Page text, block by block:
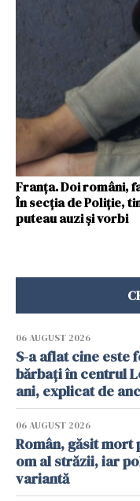
Franța. Doi români,
În secția de Poliție,
puteau auzi și vorbi
06 AUGUST 2026
S-a aflat cine este
bărbați în centrul
ani, explicat de
06 AUGUST 2026
Român, găsit mort
om al străzii, iar
variantă